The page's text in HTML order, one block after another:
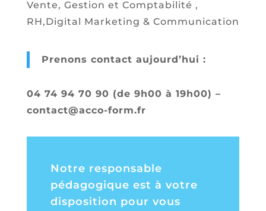
Vente, Gestion et Comptabilité ,
RH,Digital Marketing & Communication
Prenons contact aujourd’hui :
04 74 94 70 90 (de 9h00 à 19h00) –
contact@acco-form.fr
Notre responsable
pédagogique est à votre
disposition pour vous